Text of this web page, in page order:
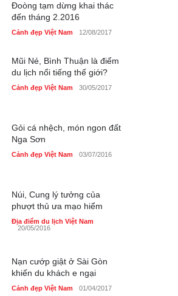
Nhiều hoạt động tôn vinh
nhà giáo tại Đầm Sen
Đoòng tạm dừng khai thác
đến tháng 2.2016
Cảnh đẹp Việt Nam 12/08/2017
Mũi Né, Bình Thuận là điểm
du lịch nổi tiếng thế giới?
Cảnh đẹp Việt Nam 30/05/2017
Gỏi cá nhệch, món ngon đất
Nga Sơn
Cảnh đẹp Việt Nam 03/07/2016
Núi, Cung lý tưởng của
phượt thủ ưa mạo hiểm
Địa điểm du lịch Việt Nam
20/05/2016
Nạn cướp giật ở Sài Gòn
khiến du khách e ngại
Cảnh đẹp Việt Nam 01/04/2017